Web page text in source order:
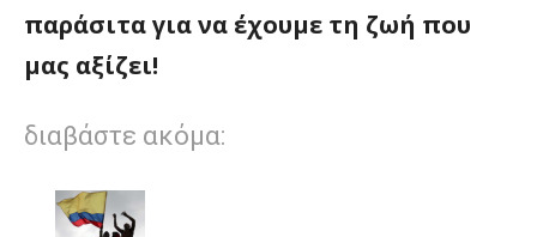
παράσιτα για να έχουμε τη ζωή που
μας αξίζει!
διαβάστε ακόμα: